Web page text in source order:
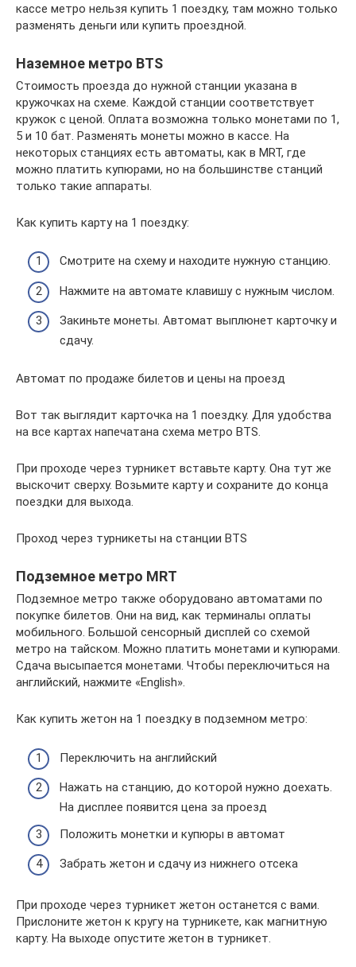
кассе метро нельзя купить 1 поездку, там можно только
разменять деньги или купить проездной.
Наземное метро BTS
Стоимость проезда до нужной станции указана в
кружочках на схеме. Каждой станции соответствует
кружок с ценой. Оплата возможна только монетами по 1,
5 и 10 бат. Разменять монеты можно в кассе. На
некоторых станциях есть автоматы, как в MRT, где
можно платить купюрами, но на большинстве станций
только такие аппараты.
Как купить карту на 1 поездку:
Смотрите на схему и находите нужную станцию.
Нажмите на автомате клавишу с нужным числом.
Закиньте монеты. Автомат выплюнет карточку и
сдачу.
Автомат по продаже билетов и цены на проезд
Вот так выглядит карточка на 1 поездку. Для удобства
на все картах напечатана схема метро BTS.
При проходе через турникет вставьте карту. Она тут же
выскочит сверху. Возьмите карту и сохраните до конца
поездки для выхода.
Проход через турникеты на станции BTS
Подземное метро MRT
Подземное метро также оборудовано автоматами по
покупке билетов. Они на вид, как терминалы оплаты
мобильного. Большой сенсорный дисплей со схемой
метро на тайском. Можно платить монетами и купюрами.
Сдача высыпается монетами. Чтобы переключиться на
английский, нажмите «English».
Как купить жетон на 1 поездку в подземном метро:
Переключить на английский
Нажать на станцию, до которой нужно доехать.
На дисплее появится цена за проезд
Положить монетки и купюры в автомат
Забрать жетон и сдачу из нижнего отсека
При проходе через турникет жетон останется с вами.
Прислоните жетон к кругу на турникете, как магнитную
карту. На выходе опустите жетон в турникет.